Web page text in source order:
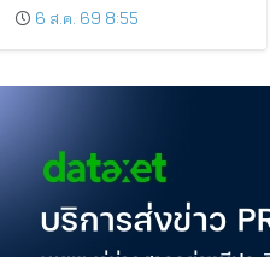
6 ส.ค. 69 8:55